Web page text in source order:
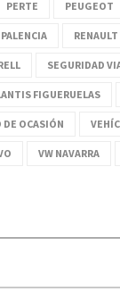
PERTE PEUGEOT
SEGURIDAD
FIGUERUELAS
DE OCASIÓN
VW NAVARRA